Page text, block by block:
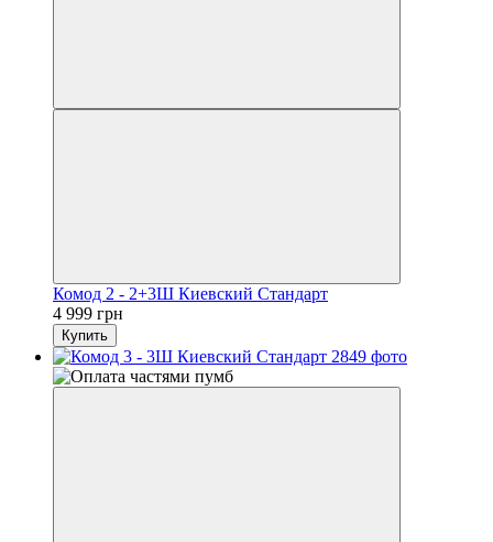
Комод 2 - 2+3Ш Киевский Стандарт
4 999 грн
Купить